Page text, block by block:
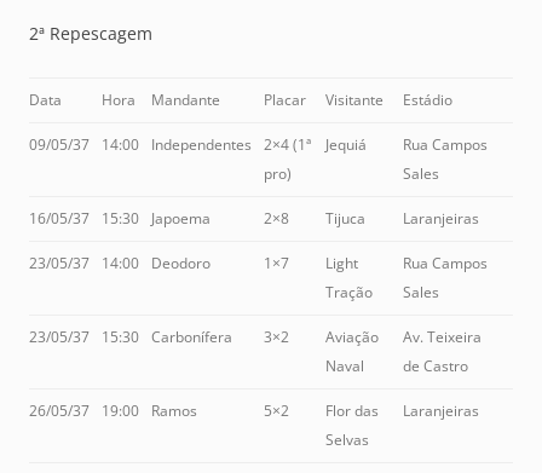
2ª Repescagem
Data Hora Mandante Placar Visitante Estádio
09/05/37 14:00 Independentes
2×4 (1ª
pro)
Jequiá
Rua Campos
Sales
16/05/37 15:30 Japoema 2×8 Tijuca Laranjeiras
23/05/37 14:00 Deodoro 1×7
Light
Tração
Rua Campos
Sales
23/05/37 15:30 Carbonífera 3×2
Aviação
Naval
Av. Teixeira
de Castro
26/05/37 19:00 Ramos 5×2
Flor das
Selvas
Laranjeiras